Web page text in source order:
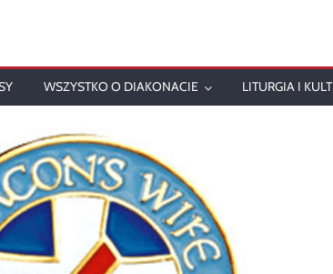
WSZYSTKO O DIAKONACIE LITURGIA I KULT